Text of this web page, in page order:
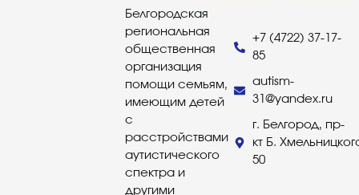
Белгородская
региональная
общественная
организация
помощи семьям,
имеющим детей
с
расстройствами
аутистического
спектра и
другими
+7 (4722) 37-17-
85
autism-
31@yandex.ru
г. Белгород, пр-
кт Б.
50